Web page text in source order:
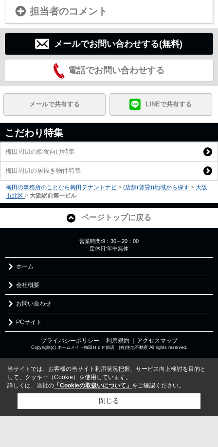
担当者のコメント
メールでお問い合わせする(無料)
電話でお問い合わせする
メールで共有する LINEで共有する
こだわり特集
梅田周辺の飲食向け特集
梅田周辺の居抜き物件特集
梅田の事務所のことなら梅田テナントナビ > (店舗(賃貸))地域から探す > 大阪
市北区 > 大阪駅前第一ビル
ページトップに戻る
営業時間:9：30～20：00
定休日:年中無休
ホーム
会社概要
お問い合わせ
PCサイト
プライバシーポリシー ｜ 利用規約 ｜アクセスマップ
Copyright(c) ホームメイト梅田ＨＥＰ前店 (有)住地不動産 All rights reserved.
当サイトでは、お客様の当サイト利用状況把握、サービス向上検討を目的と
して、クッキー（Cookie）を使用しています。
詳しくは、当社の 「Cookieの取扱いについて」 をご確認ください。
閉じる